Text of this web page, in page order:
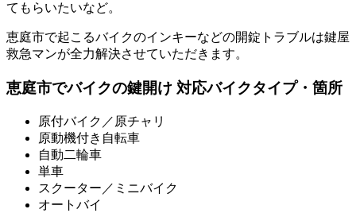
てもらいたいなど。
恵庭市で起こるバイクのインキーなどの開錠トラブルは鍵屋
救急マンが全力解決させていただきます。
恵庭市でバイクの鍵開け 対応バイクタイプ・箇所
原付バイク／原チャリ
原動機付き自転車
自動二輪車
単車
スクーター／ミニバイク
オートバイ